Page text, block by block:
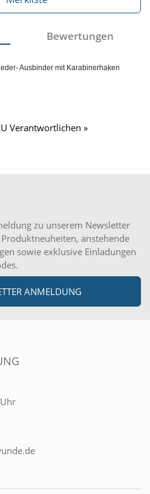
Bewertungen
Ausbinder mit Karabinerhaken
Verantwortlichen »
zu unserem Newsletter
anstehende
sowie exklusive Einladungen
ANMELDUNG